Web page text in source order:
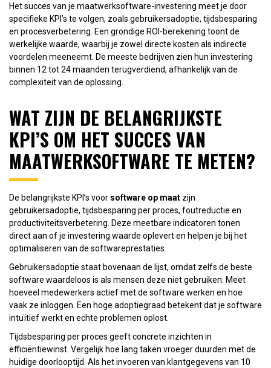
Het succes van je maatwerksoftware-investering meet je door
specifieke KPI’s te volgen, zoals gebruikersadoptie, tijdsbesparing
en procesverbetering. Een grondige ROI-berekening toont de
werkelijke waarde, waarbij je zowel directe kosten als indirecte
voordelen meeneemt. De meeste bedrijven zien hun investering
binnen 12 tot 24 maanden terugverdiend, afhankelijk van de
complexiteit van de oplossing.
WAT ZIJN DE BELANGRIJKSTE
KPI’S OM HET SUCCES VAN
MAATWERKSOFTWARE TE METEN?
De belangrijkste KPI’s voor software op maat zijn
gebruikersadoptie, tijdsbesparing per proces, foutreductie en
productiviteitsverbetering. Deze meetbare indicatoren tonen
direct aan of je investering waarde oplevert en helpen je bij het
optimaliseren van de softwareprestaties.
Gebruikersadoptie staat bovenaan de lijst, omdat zelfs de beste
software waardeloos is als mensen deze niet gebruiken. Meet
hoeveel medewerkers actief met de software werken en hoe
vaak ze inloggen. Een hoge adoptiegraad betekent dat je software
intuïtief werkt en echte problemen oplost.
Tijdsbesparing per proces geeft concrete inzichten in
efficiëntiewinst. Vergelijk hoe lang taken vroeger duurden met de
huidige doorlooptijd. Als het invoeren van klantgegevens van 10